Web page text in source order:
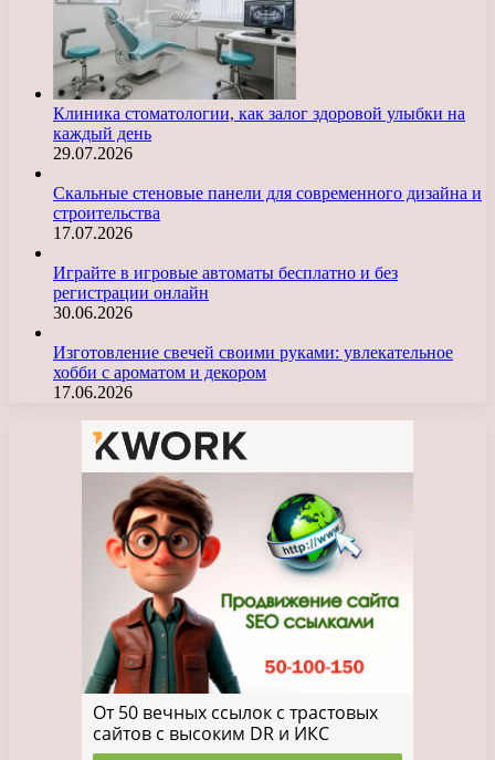
Клиника стоматологии, как залог здоровой улыбки на
каждый день
29.07.2026
Скальные стеновые панели для современного дизайна и
строительства
17.07.2026
Играйте в игровые автоматы бесплатно и без
регистрации онлайн
30.06.2026
Изготовление свечей своими руками: увлекательное
хобби с ароматом и декором
17.06.2026